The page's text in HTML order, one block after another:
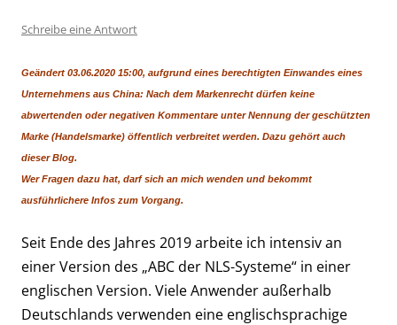
Schreibe eine Antwort
Geändert 03.06.2020 15:00, aufgrund eines berechtigten Einwandes eines
Unternehmens aus China: Nach dem Markenrecht dürfen keine
abwertenden oder negativen Kommentare unter Nennung der geschützten
Marke (Handelsmarke) öffentlich verbreitet werden. Dazu gehört auch
dieser Blog.
Wer Fragen dazu hat, darf sich an mich wenden und bekommt
ausführlichere Infos zum Vorgang.
Seit Ende des Jahres 2019 arbeite ich intensiv an
einer Version des „ABC der NLS-Systeme“ in einer
englischen Version. Viele Anwender außerhalb
Deutschlands verwenden eine englischsprachige